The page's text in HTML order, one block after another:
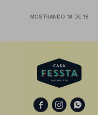
MOSTRANDO 18 DE 18
  